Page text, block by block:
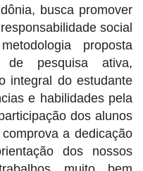
busca promover
social
proposta
de pesquisa ativa,
integral do estudante
e habilidades pela
dos alunos
a dedicação
dos nossos